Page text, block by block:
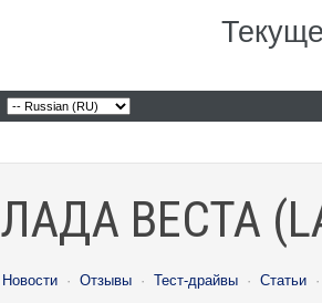
ЛАДА ВЕСТА
Новости · Отзывы · Тест-драйвы · Статьи ·